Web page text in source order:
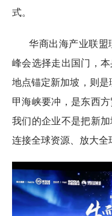
式。
华商出海产业联
峰会选择走出国门，
地点锚定新加坡，则
甲海峡要冲，是东西
我们的企业不是把新
连接全球资源、放大全